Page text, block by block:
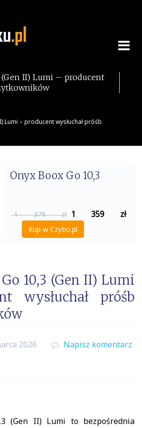
(Gen II) Lumi – producent
Lumi – producent wysłuchał próśb
Onyx Boox Go 10,3
1 379 zł 1 359 zł
Kup w Czytio.pl
10,3 (Gen II) Lumi
wysłuchał próśb
2026 Napisz komentarz
(Gen II) Lumi to bezpośrednia